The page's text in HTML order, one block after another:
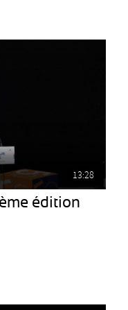
13:28
édition